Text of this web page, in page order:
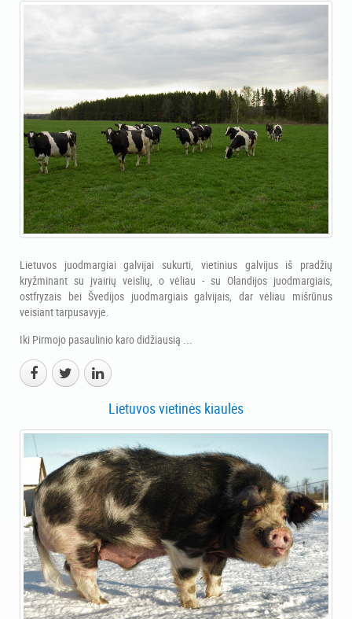
Lietuvos juodmargiai galvijai sukurti, vietinius galvijus iš pradžių
kryžminant su įvairių veislių, o vėliau - su Olandijos juodmargiais,
ostfryzais bei Švedijos juodmargiais galvijais, dar vėliau mišrūnus
veisiant tarpusavyje.
Iki Pirmojo pasaulinio karo didžiausią ...
Lietuvos vietinės kiaulės